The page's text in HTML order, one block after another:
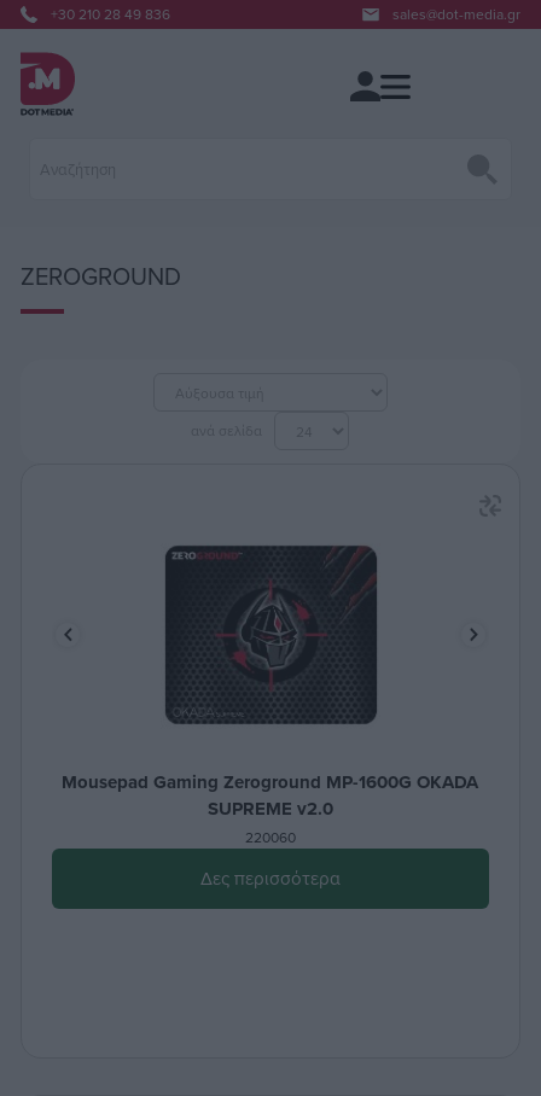
+30 210 28 49 836 sales@dot-media.gr
ZEROGROUND
Mousepad Gaming Zeroground MP-1600G OKADA
SUPREME v2.0
220060
Δες περισσότερα